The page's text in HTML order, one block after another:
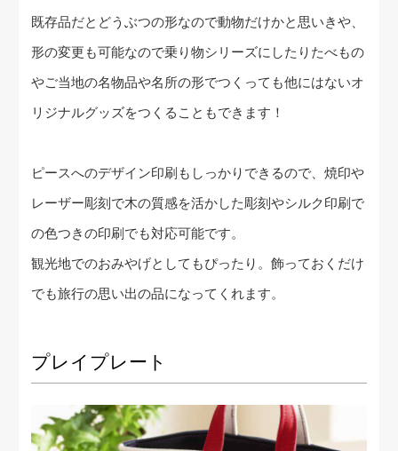
既存品だとどうぶつの形なので動物だけかと思いきや、
形の変更も可能なので乗り物シリーズにしたりたべもの
やご当地の名物品や名所の形でつくっても他にはないオ
リジナルグッズをつくることもできます！
ピースへのデザイン印刷もしっかりできるので、焼印や
レーザー彫刻で木の質感を活かした彫刻やシルク印刷で
の色つきの印刷でも対応可能です。
観光地でのおみやげとしてもぴったり。飾っておくだけ
でも旅行の思い出の品になってくれます。
プレイプレート